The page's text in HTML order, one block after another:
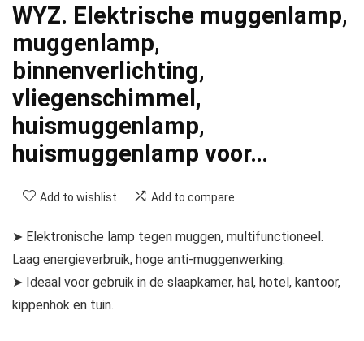
WYZ. Elektrische muggenlamp,
muggenlamp,
binnenverlichting,
vliegenschimmel,
huismuggenlamp,
huismuggenlamp voor…
Add to wishlist Add to compare
➤ Elektronische lamp tegen muggen, multifunctioneel.
Laag energieverbruik, hoge anti-muggenwerking.
➤ Ideaal voor gebruik in de slaapkamer, hal, hotel, kantoor,
kippenhok en tuin.